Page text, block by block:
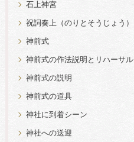
石上神宮
祝詞奏上（のりとそうじょう）
神前式
神前式の作法説明とリハーサル
神前式の説明
神前式の道具
神社に到着シーン
神社への送迎